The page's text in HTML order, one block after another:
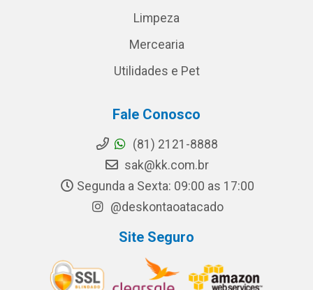
Limpeza
Mercearia
Utilidades e Pet
Fale Conosco
(81) 2121-8888
sak@kk.com.br
Segunda a Sexta: 09:00 as 17:00
@deskontaoatacado
Site Seguro